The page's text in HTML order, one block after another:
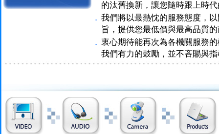
的汰舊換新，讓您隨時跟上時
． 我們將以最熱忱的服務態度，
旨，提供您最低價與最高品質
． 衷心期待能再次為各機關服務
我們有力的鼓勵，並不吝賜與